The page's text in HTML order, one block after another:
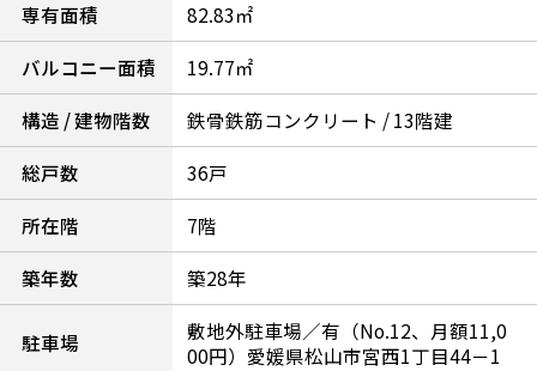
専有面積
82.83㎡
バルコニー面積
19.77㎡
構造 / 建物階数
鉄骨鉄筋コンクリート / 13階建
総戸数
36戸
所在階
7階
築年数
築28年
駐車場
敷地外駐車場／有（No.12、月額11,0
00円）愛媛県松山市宮西1丁目44－1